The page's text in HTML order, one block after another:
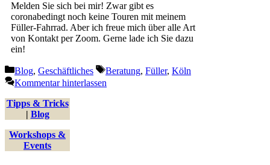
Melden Sie sich bei mir! Zwar gibt es
coronabedingt noch keine Touren mit meinem
Füller-Fahrrad. Aber ich freue mich über alle Art
von Kontakt per Zoom. Gerne lade ich Sie dazu
ein!
Kategorien
Blog, Geschäftliches Schlagwörter
Beratung, Füller, Köln
Kommentar hinterlassen
Tipps & Tricks
| Blog
Workshops &
Events